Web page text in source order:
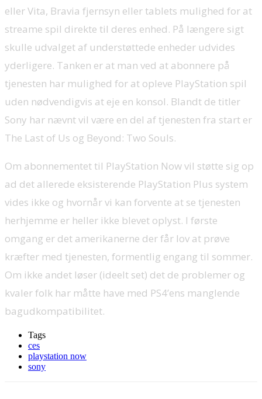
eller Vita, Bravia fjernsyn eller tablets mulighed for at
streame spil direkte til deres enhed. På længere sigt
skulle udvalget af understøttede enheder udvides
yderligere. Tanken er at man ved at abonnere på
tjenesten har mulighed for at opleve PlayStation spil
uden nødvendigvis at eje en konsol. Blandt de titler
Sony har nævnt vil være en del af tjenesten fra start er
The Last of Us og Beyond: Two Souls.
Om abonnementet til PlayStation Now vil støtte sig op
ad det allerede eksisterende PlayStation Plus system
vides ikke og hvornår vi kan forvente at se tjenesten
herhjemme er heller ikke blevet oplyst. I første
omgang er det amerikanerne der får lov at prøve
kræfter med tjenesten, formentlig engang til sommer.
Om ikke andet løser (ideelt set) det de problemer og
kvaler folk har måtte have med PS4’ens manglende
bagudkompatibilitet.
Tags
ces
playstation now
sony